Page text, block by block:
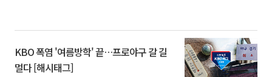
KBO 폭염 '여름방학' 끝…프로야구 갈 길
멀다 [해시태그]